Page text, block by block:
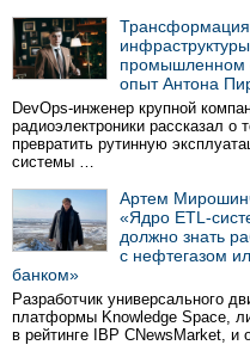
промышленном
опыт Антона
DevOps-инженер крупной
радиоэлектроники рассказал о
превратить рутинную
системы …
Артем
«Ядро ETL-
должно знать
с нефтегазом
банком»
Разработчик универсального
платформы Knowledge Space,
в рейтинге IBP CNewsMarket, и